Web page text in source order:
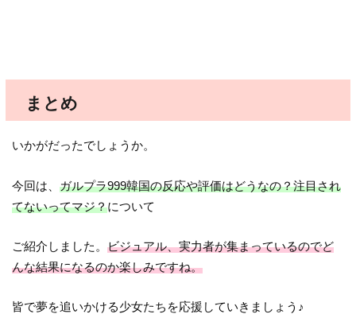
まとめ
いかがだったでしょうか。
今回は、ガルプラ999韓国の反応や評価はどうなの？注目され
てないってマジ？について
ご紹介しました。ビジュアル、実力者が集まっているのでど
んな結果になるのか楽しみですね。
皆で夢を追いかける少女たちを応援していきましょう♪